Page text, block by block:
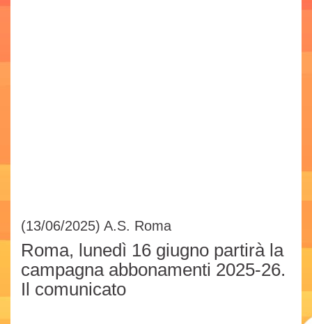
(13/06/2025) A.S. Roma
Roma, lunedì 16 giugno partirà la
campagna abbonamenti 2025-26.
Il comunicato